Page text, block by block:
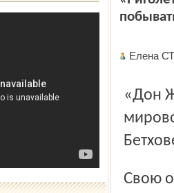
Елена
«Дон Жуаном» Моцарта – одной из высочайших вершин
Свою оперу Моцарт назвал «dramma giocoso» («весёлая